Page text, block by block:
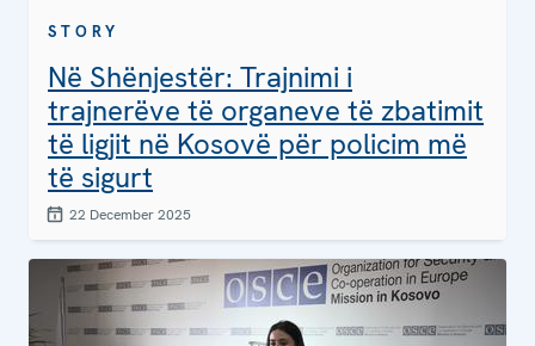
STORY
Në Shënjestër: Trajnimi i
trajnerëve të organeve të zbatimit
të ligjit në Kosovë për policim më
të sigurt
22 December 2025